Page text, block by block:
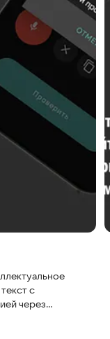
с
через
подготовки